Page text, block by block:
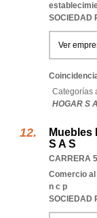
SOCIEDAD
Ver
Categorías
HOGAR S
Muebles
S A S
CARRERA
Comercio
n c p
SOCIEDAD